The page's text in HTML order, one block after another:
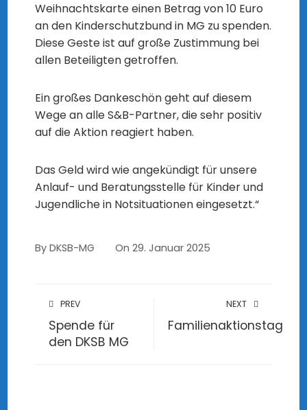
Weihnachtskarte einen Betrag von 10 Euro
an den Kinderschutzbund in MG zu spenden.
Diese Geste ist auf große Zustimmung bei
allen Beteiligten getroffen.
Ein großes Dankeschön geht auf diesem
Wege an alle S&B-Partner, die sehr positiv
auf die Aktion reagiert haben.
Das Geld wird wie angekündigt für unsere
Anlauf- und Beratungsstelle für Kinder und
Jugendliche in Notsituationen eingesetzt.“
ByDKSB-MG On29. Januar 2025
PREV
Spende für
den DKSB MG
NEXT
Familienaktionstag